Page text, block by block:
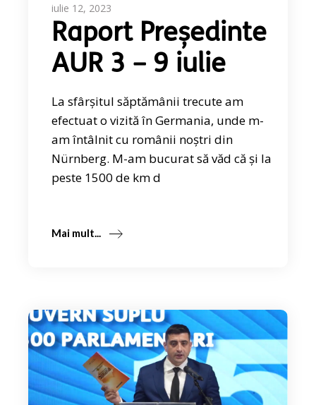
iulie 12, 2023
Raport Președinte
AUR 3 – 9 iulie
La sfârșitul săptămânii trecute am
efectuat o vizită în Germania, unde m-
am întâlnit cu românii noștri din
Nürnberg. M-am bucurat să văd că și la
peste 1500 de km d
Mai mult...